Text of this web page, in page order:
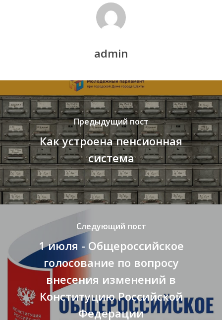
admin
Предыдущий пост
Как устроена пенсионная
система
Следующий пост
1 июля - Общероссийское
голосование по вопросу
внесения изменений в
Конституцию Российской
Федерации